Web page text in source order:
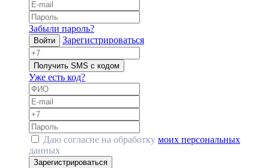
Забыли пароль?
Войти Зарегистрироваться
Получить SMS с кодом
Уже есть код?
Даю согласие на обработку моих персональных
данных
Зарегистрироваться